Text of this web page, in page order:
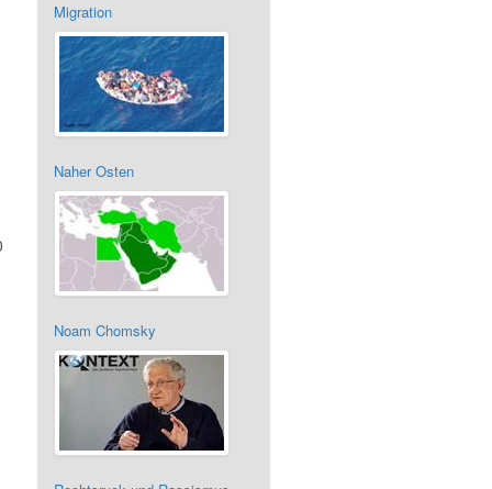
Migration
Naher Osten
Noam Chomsky